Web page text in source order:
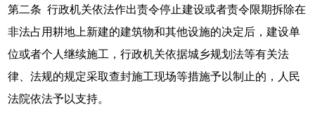
第二条 行政机关依法作出责令停止建设或者责令限期拆除在
非法占用耕地上新建的建筑物和其他设施的决定后，建设单
位或者个人继续施工，行政机关依据城乡规划法等有关法
律、法规的规定采取查封施工现场等措施予以制止的，人民
法院依法予以支持。